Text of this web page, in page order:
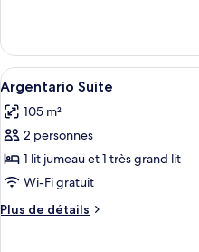
Master
Suite
Afficher
toutes
les
photos
pour
ce
type
de
8
Argentario Suite
105 m²
2 personnes
1 lit jumeau et 1 très grand lit
Wi-Fi gratuit
Plus de détails
Plus